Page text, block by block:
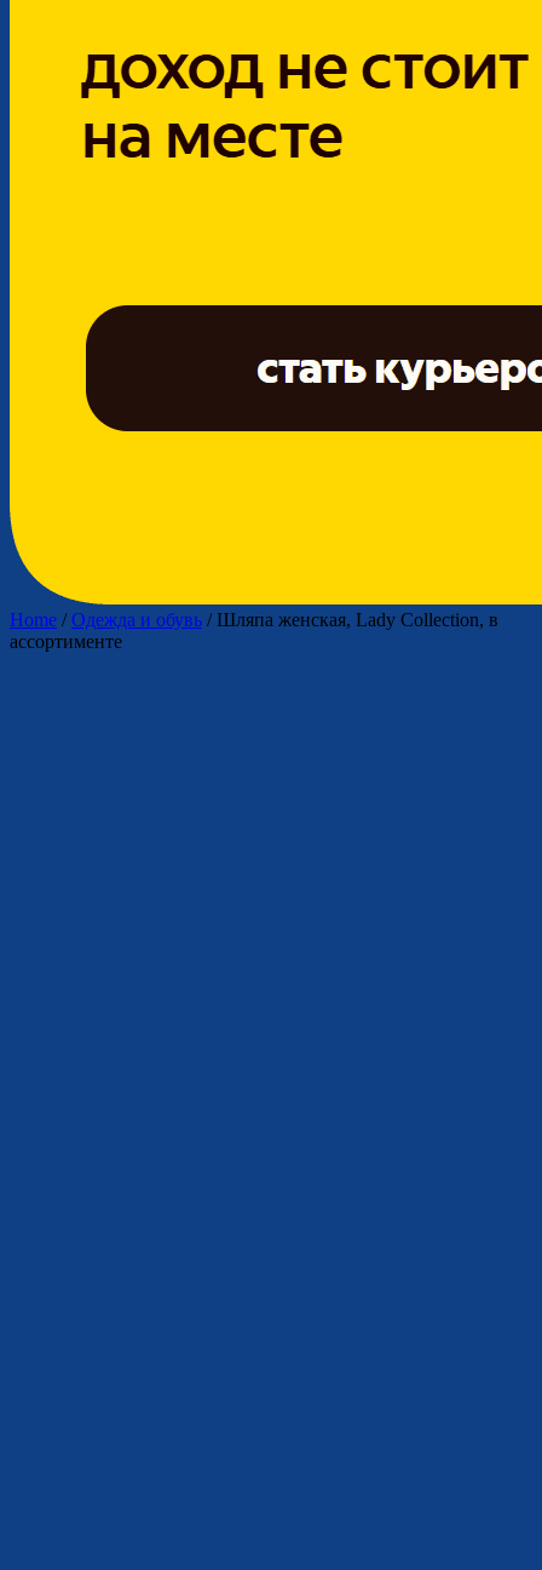
Home /Одежда и обувь / Шляпа женская, Lady Collection, в
ассортименте